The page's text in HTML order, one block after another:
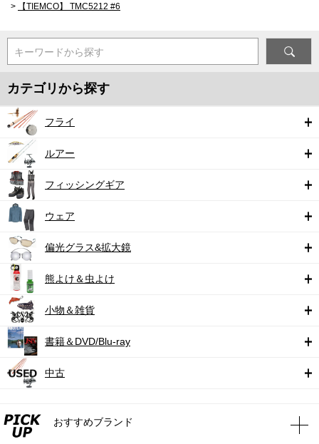
>
【TIEMCO】 TMC5212 #6
キーワードから探す
カテゴリから探す
フライ
ルアー
フィッシングギア
ウェア
偏光グラス&拡大鏡
熊よけ＆虫よけ
小物＆雑貨
書籍＆DVD/Blu-ray
中古
おすすめブランド